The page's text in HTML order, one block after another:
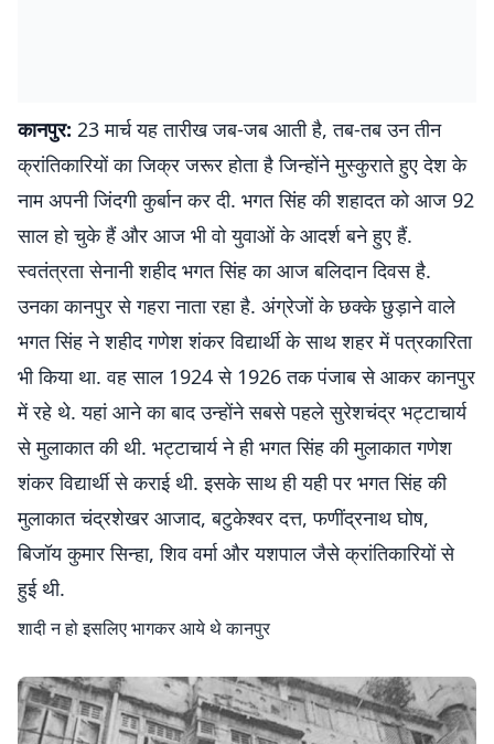
कानपुर: 23 मार्च यह तारीख जब-जब आती है, तब-तब उन तीन
क्रांतिकारियों का जिक्र जरूर होता है जिन्‍होंने मुस्‍कुराते हुए देश के
नाम अपनी जिंदगी कुर्बान कर दी. भगत सिंह की शहादत को आज 92
साल हो चुके हैं और आज भी वो युवाओं के आदर्श बने हुए हैं.
स्वतंत्रता सेनानी शहीद भगत सिंह का आज बलिदान दिवस है.
उनका कानपुर से गहरा नाता रहा है. अंग्रेजों के छक्के छुड़ाने वाले
भगत सिंह ने शहीद गणेश शंकर विद्यार्थी के साथ शहर में पत्रकारिता
भी किया था. वह साल 1924 से 1926 तक पंजाब से आकर कानपुर
में रहे थे. यहां आने का बाद उन्होंने सबसे पहले सुरेशचंद्र भट्टाचार्य
से मुलाकात की थी. भट्टाचार्य ने ही भगत सिंह की मुलाकात गणेश
शंकर विद्यार्थी से कराई थी. इसके साथ ही यही पर भगत सिंह की
मुलाकात चंद्रशेखर आजाद, बटुकेश्वर दत्त, फणींद्रनाथ घोष,
बिजॉय कुमार सिन्हा, शिव वर्मा और यशपाल जैसे क्रांतिकारियों से
हुई थी.
शादी न हो इसलिए भागकर आये थे कानपुर